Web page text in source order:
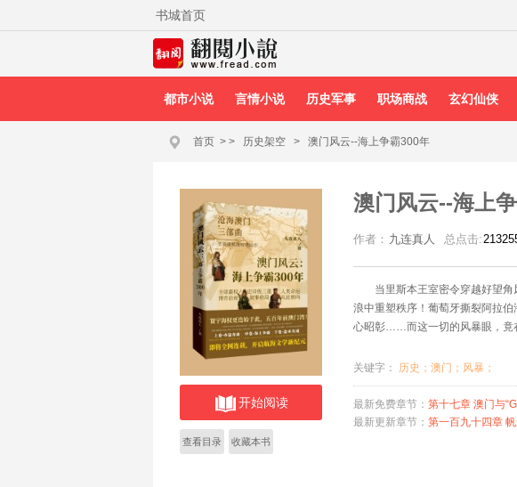
书城首页
都市小说 言情小说 历史军事 职场商战 玄幻仙侠
首页 > > 历史架空 > 澳门风云--海上争霸300年
开始阅读
查看目录 收藏本书
澳门风云--海上
作者： 九连真人 总点击:
当里斯本王室密令穿越好望
浪中重塑秩序！葡萄牙撕裂阿拉
心昭彰……而这一切的风暴眼，竟
关键字： 历史；澳门；风暴；
最新免费章节： 第十七章 澳门与
最新更新章节： 第一百九十四章 帆